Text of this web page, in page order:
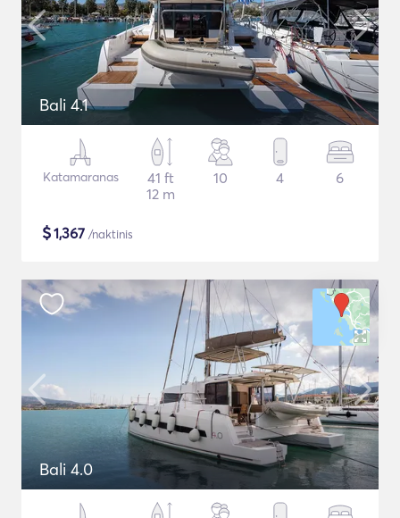
Bali 4.1
Katamaranas
41 ft
12 m
10 4 6
$1,367 /naktinis
Bali 4.0